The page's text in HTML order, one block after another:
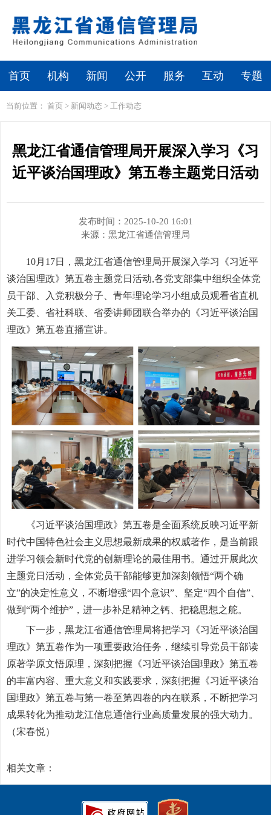
首页 机构 新闻 公开 服务 互动 专题
当前位置： 首页 > 新闻动态 > 工作动态
黑龙江省通信管理局开展深入学习《习
近平谈治国理政》第五卷主题党日活动
发布时间：2025-10-20 16:01
来源： 黑龙江省通信管理局
10月17日，黑龙江省通信管理局开展深入学习《习近平
谈治国理政》第五卷主题党日活动,各党支部集中组织全体党
员干部、入党积极分子、青年理论学习小组成员观看省直机
关工委、省社科联、省委讲师团联合举办的《习近平谈治国
理政》第五卷直播宣讲。
《习近平谈治国理政》第五卷是全面系统反映习近平新
时代中国特色社会主义思想最新成果的权威著作，是当前跟
进学习领会新时代党的创新理论的最佳用书。通过开展此次
主题党日活动，全体党员干部能够更加深刻领悟“两个确
立”的决定性意义，不断增强“四个意识”、坚定“四个自信”、
做到“两个维护”，进一步补足精神之钙、把稳思想之舵。
下一步，黑龙江省通信管理局将把学习《习近平谈治国
理政》第五卷作为一项重要政治任务，继续引导党员干部读
原著学原文悟原理，深刻把握《习近平谈治国理政》第五卷
的丰富内容、重大意义和实践要求，深刻把握《习近平谈治
国理政》第五卷与第一卷至第四卷的内在联系，不断把学习
成果转化为推动龙江信息通信行业高质量发展的强大动力。
（宋春悦）
相关文章：